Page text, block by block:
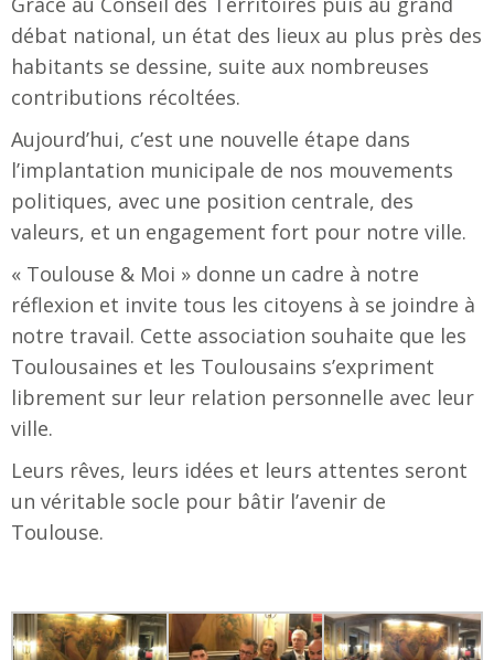
débat national, un état des lieux au plus près des
habitants se dessine, suite aux nombreuses
contributions récoltées.
Aujourd’hui, c’est une nouvelle étape dans
l’implantation municipale de nos mouvements
politiques, avec une position centrale, des
valeurs, et un engagement fort pour notre ville.
« Toulouse & Moi » donne un cadre à notre
réflexion et invite tous les citoyens à se joindre à
notre travail. Cette association souhaite que les
Toulousaines et les Toulousains s’expriment
librement sur leur relation personnelle avec leur
ville.
Leurs rêves, leurs idées et leurs attentes seront
un véritable socle pour bâtir l’avenir de
Toulouse.